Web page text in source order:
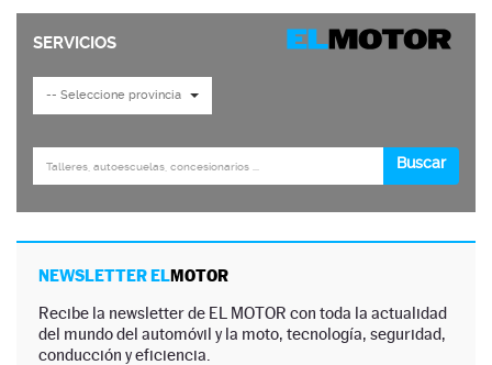
NEWSLETTER ELMOTOR
Recibe la newsletter de EL MOTOR con toda la actualidad
del mundo del automóvil y la moto, tecnología, seguridad,
conducción y eficiencia.